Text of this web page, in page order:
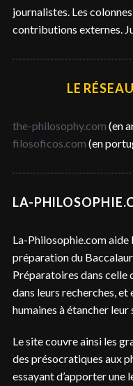
journalistes. Les
contributions externes.
LE
the-philosophy.com (en
filosoficos.com (en
LA-
La-Philosophie.com aide
préparation du
Préparatoires dans celle
dans leurs recherches, et
humaines à étancher leur
Le site couvre ainsi les
des présocratiques aux
essayant d’apporter une